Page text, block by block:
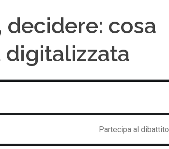
cosa
digitalizzata
Partecipa al dibattito